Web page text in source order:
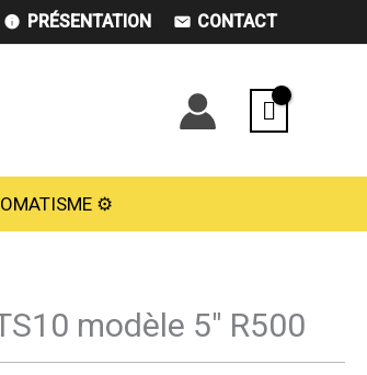
PRÉSENTATION CONTACT
⚙️
modèle 5″ R500